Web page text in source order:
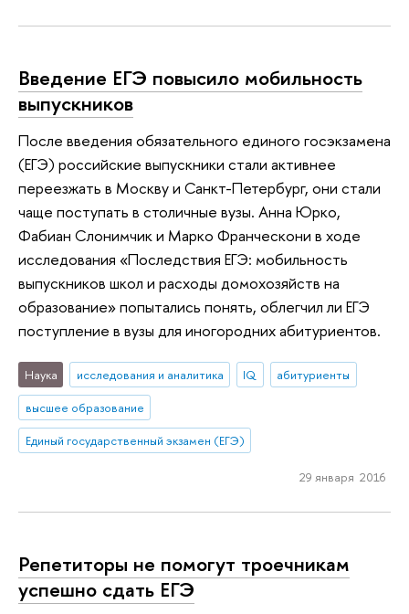
Введение ЕГЭ повысило мобильность
выпускников
После введения обязательного единого госэкзамена
(ЕГЭ) российские выпускники стали активнее
переезжать в Москву и Санкт-Петербург, они стали
чаще поступать в столичные вузы. Анна Юрко,
Фабиан Слонимчик и Марко Франческони в ходе
исследования «Последствия ЕГЭ: мобильность
выпускников школ и расходы домохозяйств на
образование» попытались понять, облегчил ли ЕГЭ
поступление в вузы для иногородних абитуриентов.
Наука исследования и аналитика IQ
абитуриенты
высшее образование
Единый государственный экзамен (ЕГЭ)
29 января 2016
Репетиторы не помогут троечникам
успешно сдать ЕГЭ